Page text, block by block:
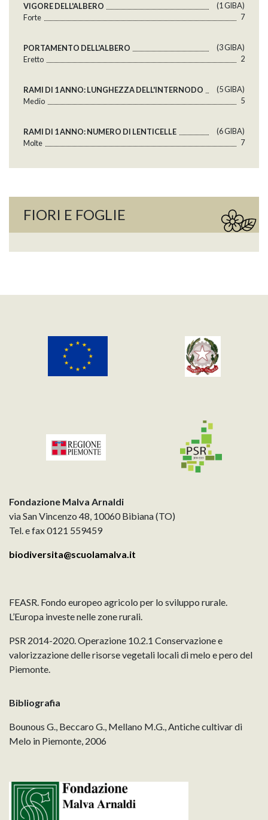
VIGORE DELL'ALBERO
(1 GlBA)
Forte
7
PORTAMENTO DELL'ALBERO
(3 GlBA)
Eretto
2
RAMI DI 1 ANNO: LUNGHEZZA DELL'INTERNODO
(5 GlBA)
Medio
5
RAMI DI 1 ANNO: NUMERO DI LENTICELLE
(6 GlBA)
Molte
7
FIORI E FOGLIE
Fondazione Malva Arnaldi
via San Vincenzo 48, 10060 Bibiana (TO)
Tel. e fax 0121 559459
biodiversita@scuolamalva.it
FEASR. Fondo europeo agricolo per lo sviluppo rurale.
L’Europa investe nelle zone rurali.
PSR 2014-2020. Operazione 10.2.1 Conservazione e
valorizzazione delle risorse vegetali locali di melo e pero del
Piemonte.
Bibliografia
Bounous G., Beccaro G., Mellano M.G., Antiche cultivar di
Melo in Piemonte, 2006